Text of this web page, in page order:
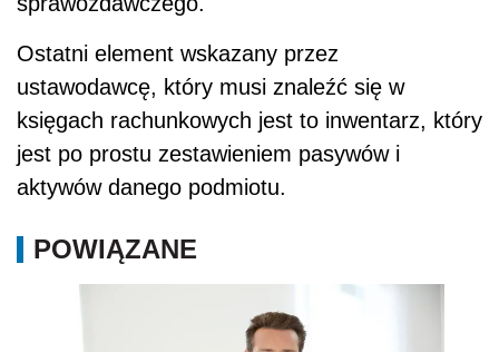
Ostatni element wskazany przez
ustawodawcę, który musi znaleźć się w
księgach rachunkowych jest to inwentarz, który
jest po prostu zestawieniem pasywów i
aktywów danego podmiotu.
POWIĄZANE